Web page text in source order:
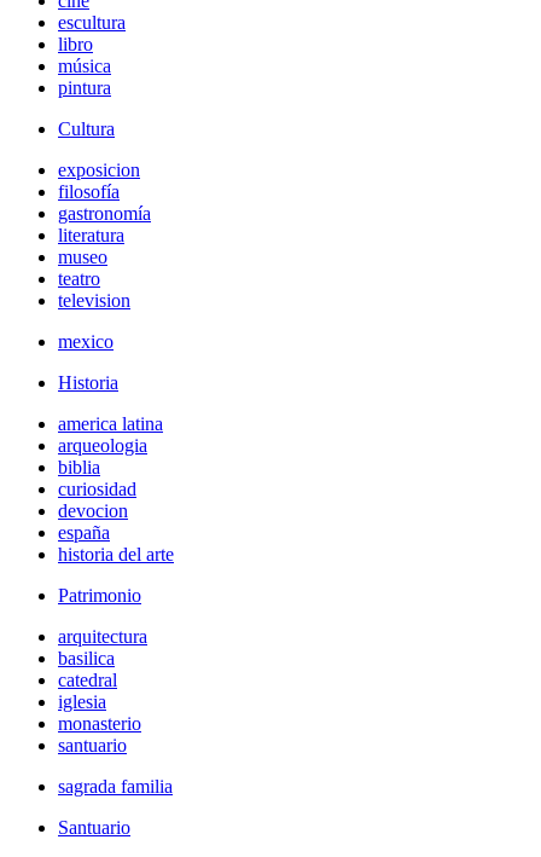
escultura
libro
música
pintura
Cultura
exposicion
filosofía
gastronomía
literatura
museo
teatro
television
mexico
Historia
america latina
arqueologia
biblia
curiosidad
devocion
españa
historia del arte
Patrimonio
arquitectura
basilica
catedral
iglesia
monasterio
santuario
sagrada familia
Santuario